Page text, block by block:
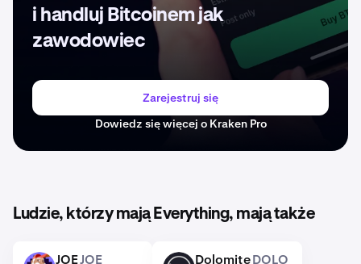
i handluj Bitcoinem jak
zawodowiec
Zarejestruj się
Dowiedz się więcej o Kraken Pro
Ludzie, którzy mają Everything, mają także
JOEJOE DolomiteDOLO